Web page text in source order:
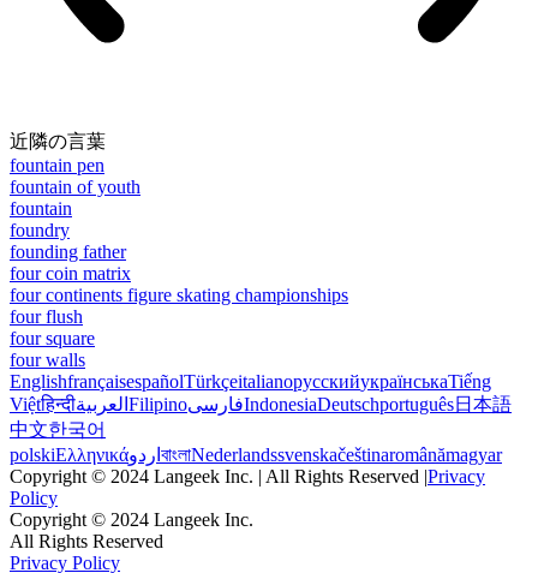
近隣の言葉
fountain pen
fountain of youth
fountain
foundry
founding father
four coin matrix
four continents figure skating championships
four flush
four square
four walls
EnglishfrançaisespañolTürkçeitalianoрусскийукраїнськаTiếng
Việtहिन्दीالعربية FilipinoفارسیIndonesiaDeutschportuguês日本語
中文한국어
polskiΕλληνικάاردو বাংলাNederlandssvenskačeštinaromânămagyar
Copyright © 2024 Langeek Inc. | All Rights Reserved |Privacy
Policy
Copyright © 2024 Langeek Inc.
All Rights Reserved
Privacy Policy